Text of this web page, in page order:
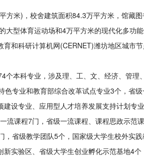
方米)，校舍建筑面积84.3万平方米，馆藏
大型体育运动场和4万平方米的现代化多功
育和科研计算机网(CERNET)潍坊地区城市
个本科专业，涉及理、工、文、经济、管理
色专业和教育部综合改革试点专业3个，省
建设专业、应用型人才培养发展支持计划专
流课程7门，省级一流课程、课程思政示范
，省级教学团队5个，国家级大学生校外实
新实验区、省级大学生创业孵化示范基地4